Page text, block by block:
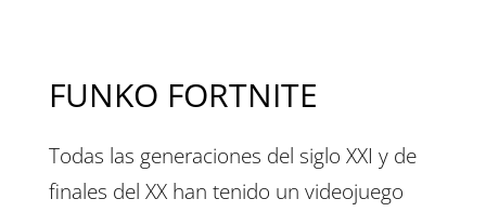
FUNKO FORTNITE
Todas las generaciones del siglo XXI y de
finales del XX han tenido un videojuego